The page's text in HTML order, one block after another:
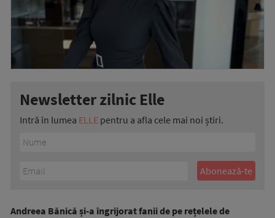
Newsletter zilnic Elle
Intră în lumea ELLE pentru a afla cele mai noi știri.
Andreea Bănică și-a îngrijorat fanii de pe rețelele de